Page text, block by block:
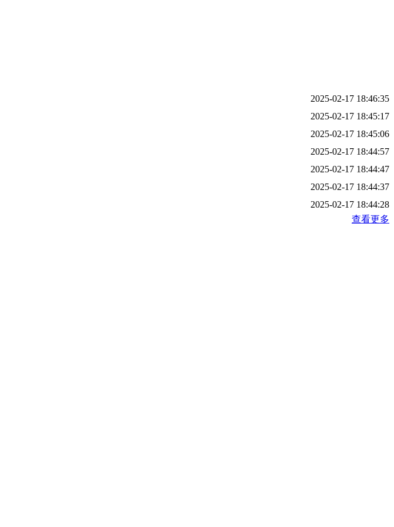
2025-02-17 18:46:35
2025-02-17 18:45:17
2025-02-17 18:45:06
2025-02-17 18:44:57
2025-02-17 18:44:47
2025-02-17 18:44:37
2025-02-17 18:44:28
查看更多